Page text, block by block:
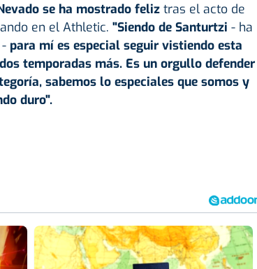
se ha mostrado feliztras el acto de
en el Athletic. "Siendo de Santurtzi - ha
para mí es especial seguir vistiendo esta
temporadas más. Es un orgullo defender
sabemos lo especiales que somos y
duro".